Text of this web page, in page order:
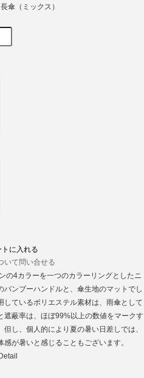
傘（ミックス）
いて問い合せる
の4カラーを一つのカラーリングとしたニ
ンブーハンドルと、傘生地のマットでし
ているポリエステル素材は、雨傘として
遮蔽率は、ほぼ99%以上の数値をマークす
し、個人的により夏の暑い日差しでは、
が暑いと感じることもございます。
Detail